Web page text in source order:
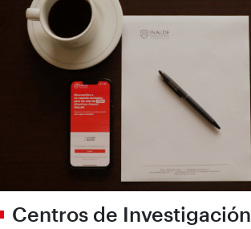
Centros de Investigación